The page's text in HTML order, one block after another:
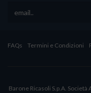
FAQs Termini e Condizioni
Barone Ricasoli S.p.A.